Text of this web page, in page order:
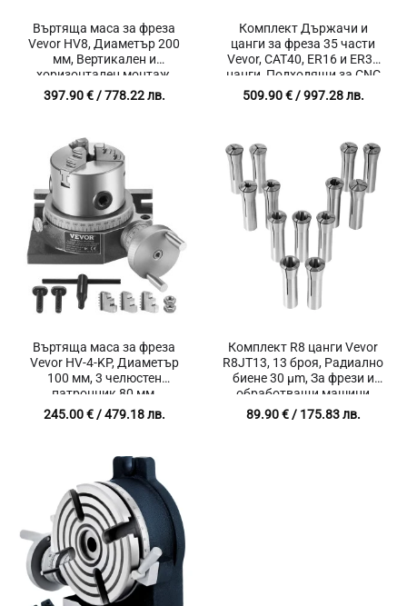
Въртяща маса за фреза
Vevor HV8, Диаметър 200
мм, Вертикален и
хоризонтален монтаж,
MT3 конус
397.90€/ 778.22 лв.
Комплект Държачи и
цанги за фреза 35 части
Vevor, CAT40, ER16 и ER32
цанги, Подходящи за CNC
фрези и пробивни машини
509.90€/ 997.28 лв.
Въртяща маса за фреза
Vevor HV-4-KP, Диаметър
100 мм, 3 челюстен
патронник 80 мм,
Хоризонтален и
вертикален монтаж
245.00€/ 479.18 лв.
Комплект R8 цанги Vevor
R8JT13, 13 броя, Радиално
биене 30 μm, За фрези и
обработващи машини
89.90€/ 175.83 лв.